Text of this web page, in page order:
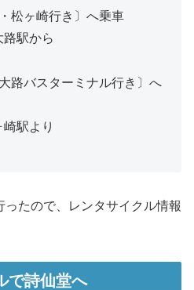
松ヶ崎行き〕へ乗車
駅から
路バスターミナル行き〕へ
駅より
たので、レンタサイクル情報
で詩仙堂へ